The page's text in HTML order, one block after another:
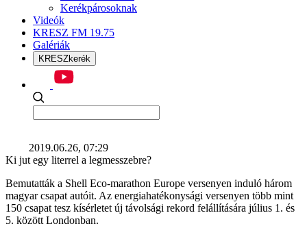
Kerékpárosoknak
Videók
KRESZ FM 19.75
Galériák
KRESZkerék
2019.06.26, 07:29
Ki jut egy literrel a legmesszebre?
Bemutatták a Shell Eco-marathon Europe versenyen induló három
magyar csapat autóit. Az energiahatékonysági versenyen több mint
150 csapat tesz kísérletet új távolsági rekord felállítására július 1. és
5. között Londonban.